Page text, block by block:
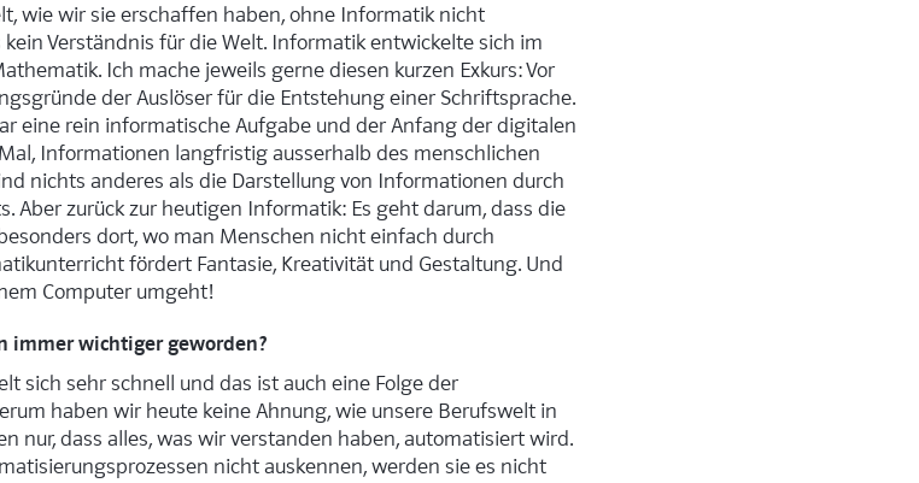
wie wir sie erschaffen haben, ohne Informatik nicht
Verständnis für die Welt. Informatik entwickelte sich im
Ich mache jeweils gerne diesen kurzen Exkurs: Vor
der Auslöser für die Entstehung einer Schriftsprache.
eine rein informatische Aufgabe und der Anfang der digitalen
Informationen langfristig ausserhalb des menschlichen
nichts anderes als die Darstellung von Informationen durch
Aber zurück zur heutigen Informatik: Es geht darum, dass die
dort, wo man Menschen nicht einfach durch
fördert Fantasie, Kreativität und Gestaltung. Und
Computer umgeht!
immer wichtiger geworden?
sich sehr schnell und das ist auch eine Folge der
haben wir heute keine Ahnung, wie unsere Berufswelt in
nur, dass alles, was wir verstanden haben, automatisiert wird.
nicht auskennen, werden sie es nicht